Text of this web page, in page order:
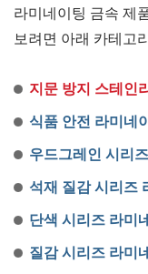
라미네이팅 금속 제
보려면 아래 카테고
지문 방지 스테인
식품 안전 라미네
우드그레인 시리
석재 질감 시리즈
단색 시리즈 라미
질감 시리즈 라미